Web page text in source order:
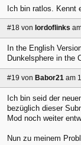
Ich bin ratlos. Kennt
#18 von lordoflinks
In the English
Dunkelsphere in the
#19 von Babor21 am
Ich bin seid der
bezüglich dieser
Mod noch weiter
Nun zu meinem